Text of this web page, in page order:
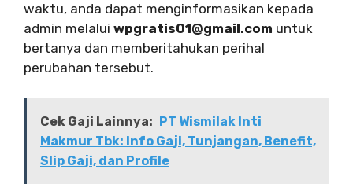
waktu, anda dapat menginformasikan kepada
admin melalui wpgratis01@gmail.com untuk
bertanya dan memberitahukan perihal
perubahan tersebut.
Cek Gaji Lainnya: PT Wismilak Inti
Makmur Tbk: Info Gaji, Tunjangan, Benefit,
Slip Gaji, dan Profile